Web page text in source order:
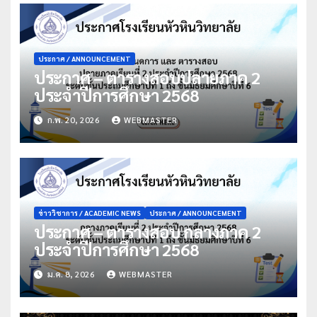
ประกาศ / ANNOUNCEMENT
ประกาศ – ตารางสอบปลายภาค 2
ประจำปีการศึกษา 2568
ก.พ. 20, 2026 WEBMASTER
ข่าววิชาการ / ACADEMIC NEWS ประกาศ / ANNOUNCEMENT
ประกาศ – ตารางสอบ กลางภาค 2
ประจำปีการศึกษา 2568
ม.ค. 8, 2026 WEBMASTER